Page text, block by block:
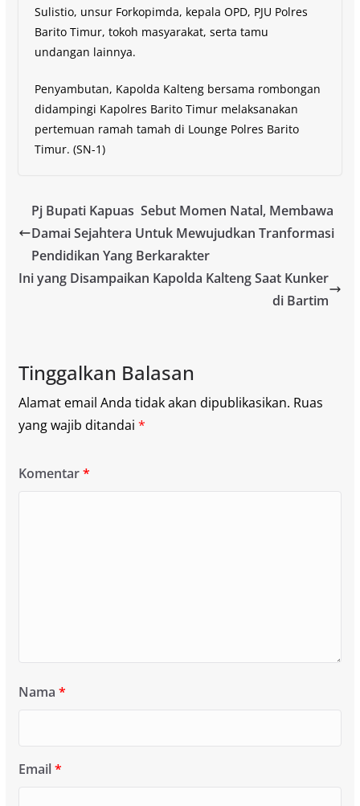
Sulistio, unsur Forkopimda, kepala OPD, PJU Polres
Barito Timur, tokoh masyarakat, serta tamu
undangan lainnya.
Penyambutan, Kapolda Kalteng bersama rombongan
didampingi Kapolres Barito Timur melaksanakan
pertemuan ramah tamah di Lounge Polres Barito
Timur. (SN-1)
Pj Bupati Kapuas Sebut Momen Natal, Membawa
Damai Sejahtera Untuk Mewujudkan Tranformasi
Pendidikan Yang Berkarakter
Ini yang Disampaikan Kapolda Kalteng Saat Kunker
di Bartim
Tinggalkan Balasan
Alamat email Anda tidak akan dipublikasikan. Ruas
yang wajib ditandai *
Komentar*
Nama *
Email*